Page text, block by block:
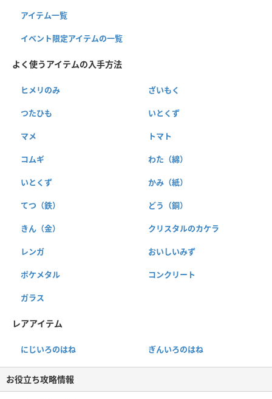
アイテム一覧
イベント限定アイテムの一覧
よく使うアイテムの入手方法
ヒメリのみ ざいもく
つたひも いとくず
マメ トマト
コムギ わた（綿）
いとくず かみ（紙）
てつ（鉄） どう（銅）
きん（金） クリスタルのカケラ
レンガ おいしいみず
ポケメタル コンクリート
ガラス
レアアイテム
にじいろのはね ぎんいろのはね
お役立ち攻略情報